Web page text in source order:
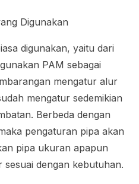
Digunakan
digunakan, yaitu dari
PAM sebagai
mengatur alur
mengatur sedemikian
Berbeda dengan
pengaturan pipa akan
pipa ukuran apapun
dengan kebutuhan.